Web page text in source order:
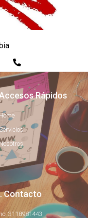
Rápidos
Nosotros
Contacto
3118981443